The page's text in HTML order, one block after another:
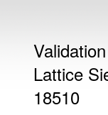
Lattice
18510